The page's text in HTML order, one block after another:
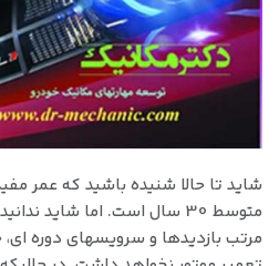
شاید تا حالا شنیده باشید که عمر
متوسط 30 سال است. اما شاید
مرتب بازدیدها و سرویسهای دوره ای،